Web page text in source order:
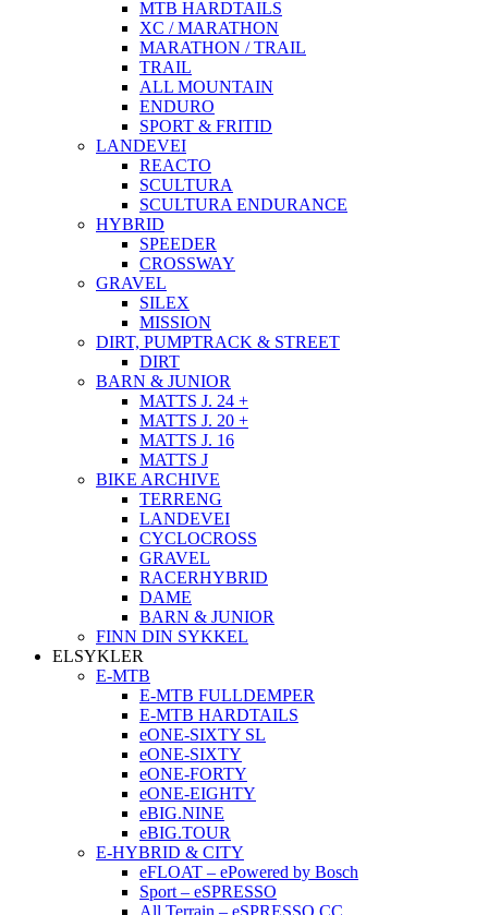
MTB HARDTAILS
XC / MARATHON
MARATHON / TRAIL
TRAIL
ALL MOUNTAIN
ENDURO
SPORT & FRITID
LANDEVEI
REACTO
SCULTURA
SCULTURA ENDURANCE
HYBRID
SPEEDER
CROSSWAY
GRAVEL
SILEX
MISSION
DIRT, PUMPTRACK & STREET
DIRT
BARN & JUNIOR
MATTS J. 24 +
MATTS J. 20 +
MATTS J. 16
MATTS J
BIKE ARCHIVE
TERRENG
LANDEVEI
CYCLOCROSS
GRAVEL
RACERHYBRID
DAME
BARN & JUNIOR
FINN DIN SYKKEL
ELSYKLER
E-MTB
E-MTB FULLDEMPER
E-MTB HARDTAILS
eONE-SIXTY SL
eONE-SIXTY
eONE-FORTY
eONE-EIGHTY
eBIG.NINE
eBIG.TOUR
E-HYBRID & CITY
eFLOAT – ePowered by Bosch
Sport – eSPRESSO
All Terrain – eSPRESSO CC